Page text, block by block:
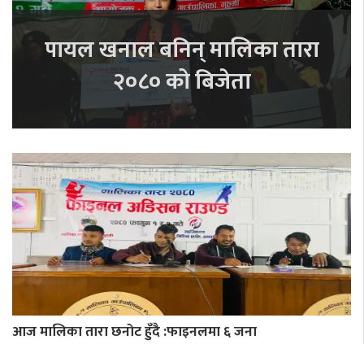
पायल खनाल बनिन् मालिका तारा
२०८० को बिजेता
आज मालिका तारा छनोट हुँदै :फाइनलमा ६ जना